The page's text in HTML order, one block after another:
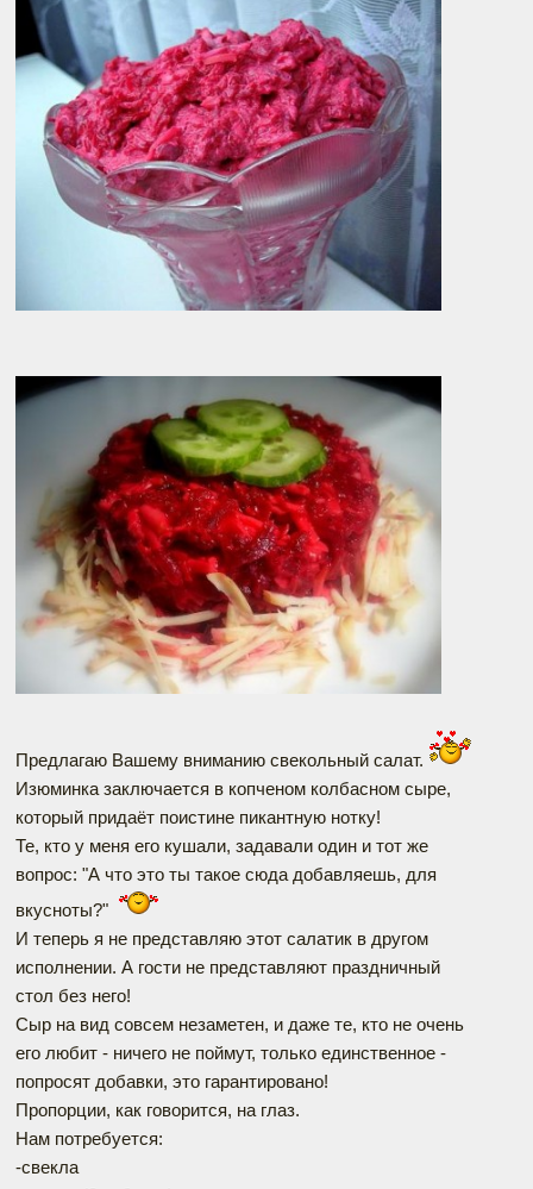
Предлагаю Вашему вниманию свекольный салат.
Изюминка заключается в копченом колбасном сыре,
который придаёт поистине пикантную нотку!
Те, кто у меня его кушали, задавали один и тот же
вопрос: "А что это ты такое сюда добавляешь, для
вкусноты?"
И теперь я не представляю этот салатик в другом
исполнении. А гости не представляют праздничный
стол без него!
Сыр на вид совсем незаметен, и даже те, кто не очень
его любит - ничего не поймут, только единственное -
попросят добавки, это гарантировано!
Пропорции, как говорится, на глаз.
Нам потребуется:
-свекла